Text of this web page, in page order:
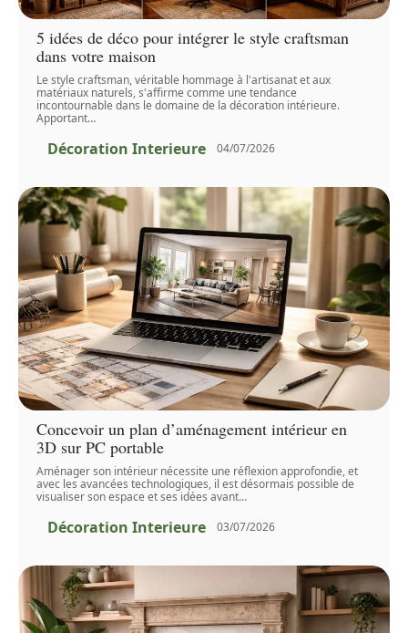
5 idées de déco pour intégrer le style craftsman
dans votre maison
Le style craftsman, véritable hommage à l'artisanat et aux
matériaux naturels, s'affirme comme une tendance
incontournable dans le domaine de la décoration intérieure.
Apportant…
Décoration Interieure 04/07/2026
Concevoir un plan d’aménagement intérieur en
3D sur PC portable
Aménager son intérieur nécessite une réflexion approfondie, et
avec les avancées technologiques, il est désormais possible de
visualiser son espace et ses idées avant…
Décoration Interieure 03/07/2026